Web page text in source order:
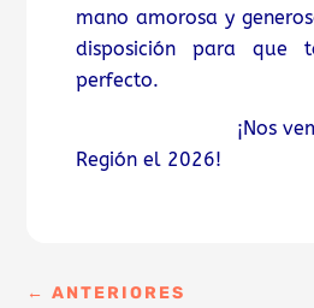
mano amorosa y
disposición para que
perfecto.
¡Nos vemos
Región el 2026!
←ANTERIORES